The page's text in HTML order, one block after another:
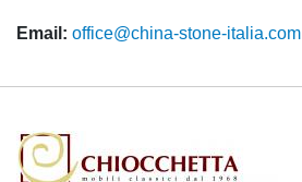
Email: office@china-stone-italia.com